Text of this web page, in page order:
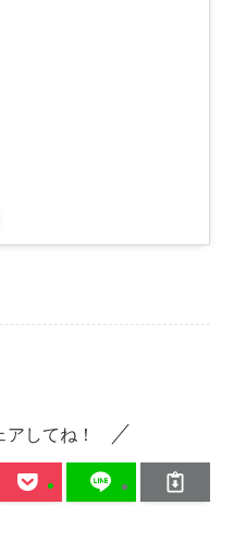
してね！